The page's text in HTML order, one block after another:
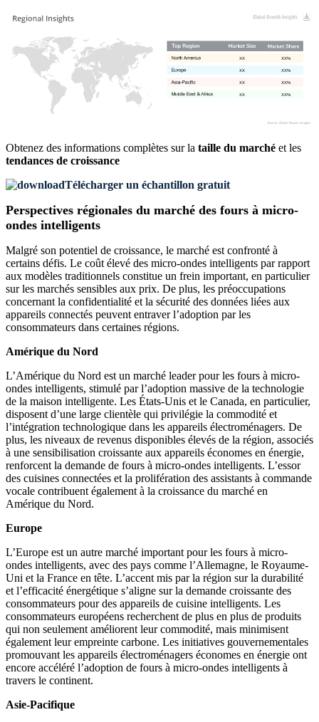
XX%
XX
XX%
XX
XX%
XX
XX%
XX
Obtenez des informations complètes sur la taille du marché et les
tendances de croissance
Télécharger un échantillon gratuit
Perspectives régionales du marché des fours à micro-
ondes intelligents
Malgré son potentiel de croissance, le marché est confronté à
certains défis. Le coût élevé des micro-ondes intelligents par rapport
aux modèles traditionnels constitue un frein important, en particulier
sur les marchés sensibles aux prix. De plus, les préoccupations
concernant la confidentialité et la sécurité des données liées aux
appareils connectés peuvent entraver l’adoption par les
consommateurs dans certaines régions.
Amérique du Nord
L’Amérique du Nord est un marché leader pour les fours à micro-
ondes intelligents, stimulé par l’adoption massive de la technologie
de la maison intelligente. Les États-Unis et le Canada, en particulier,
disposent d’une large clientèle qui privilégie la commodité et
l’intégration technologique dans les appareils électroménagers. De
plus, les niveaux de revenus disponibles élevés de la région, associés
à une sensibilisation croissante aux appareils économes en énergie,
renforcent la demande de fours à micro-ondes intelligents. L’essor
des cuisines connectées et la prolifération des assistants à commande
vocale contribuent également à la croissance du marché en
Amérique du Nord.
Europe
L’Europe est un autre marché important pour les fours à micro-
ondes intelligents, avec des pays comme l’Allemagne, le Royaume-
Uni et la France en tête. L’accent mis par la région sur la durabilité
et l’efficacité énergétique s’aligne sur la demande croissante des
consommateurs pour des appareils de cuisine intelligents. Les
consommateurs européens recherchent de plus en plus de produits
qui non seulement améliorent leur commodité, mais minimisent
également leur empreinte carbone. Les initiatives gouvernementales
promouvant les appareils électroménagers économes en énergie ont
encore accéléré l’adoption de fours à micro-ondes intelligents à
travers le continent.
Asie-Pacifique